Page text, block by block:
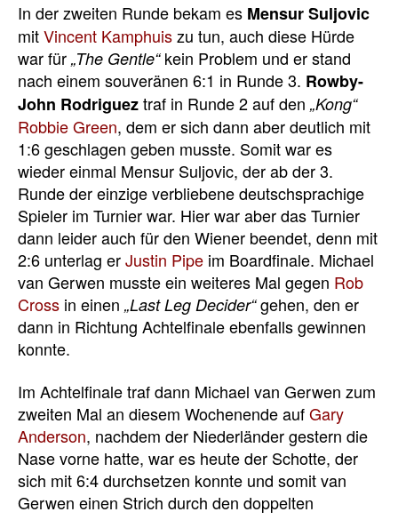
In der zweiten Runde bekam es Mensur Suljovic
mitVincent Kamphuiszu tun, auch diese Hürde
war für „The Gentle“kein Problem und er stand
nach einem souveränen 6:1 in Runde 3. Rowby-
John Rodrigueztraf in Runde 2 auf den „Kong“
Robbie Green, dem er sich dann aber deutlich mit
1:6 geschlagen geben musste. Somit war es
wieder einmal Mensur Suljovic, der ab der 3.
Runde der einzige verbliebene deutschsprachige
Spieler im Turnier war. Hier war aber das Turnier
dann leider auch für den Wiener beendet, denn mit
2:6 unterlag erJustin Pipe im Boardfinale. Michael
van Gerwen musste ein weiteres Mal gegen Rob
Cross in einen „Last Leg Decider“gehen, den er
dann in Richtung Achtelfinale ebenfalls gewinnen
konnte.
Im Achtelfinale traf dann Michael van Gerwen zum
zweiten Mal an diesem Wochenende aufGary
Anderson, nachdem der Niederländer gestern die
Nase vorne hatte, war es heute der Schotte, der
sich mit 6:4 durchsetzen konnte und somit van
Gerwen einen Strich durch den doppelten